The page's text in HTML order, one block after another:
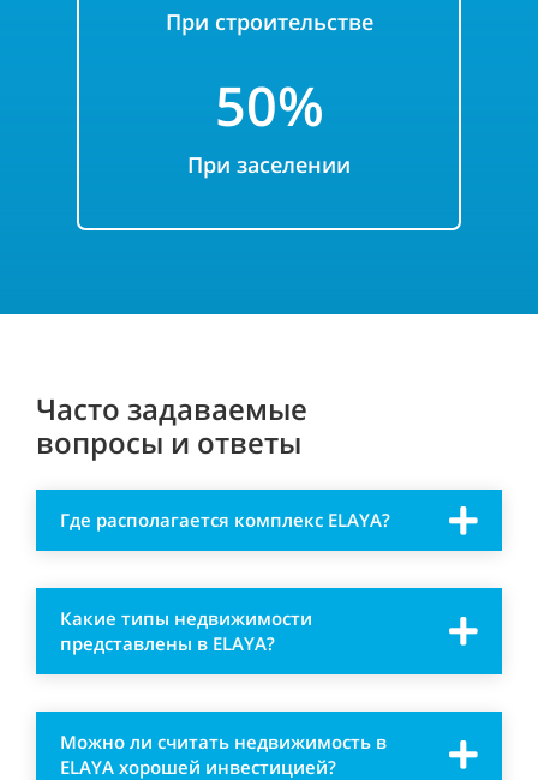
При строительстве
50%
При заселении
Часто задаваемые
вопросы и ответы
Где располагается комплекс ELAYA?
Какие типы недвижимости
представлены в ELAYA?
Можно ли считать недвижимость в
ELAYA хорошей инвестицией?